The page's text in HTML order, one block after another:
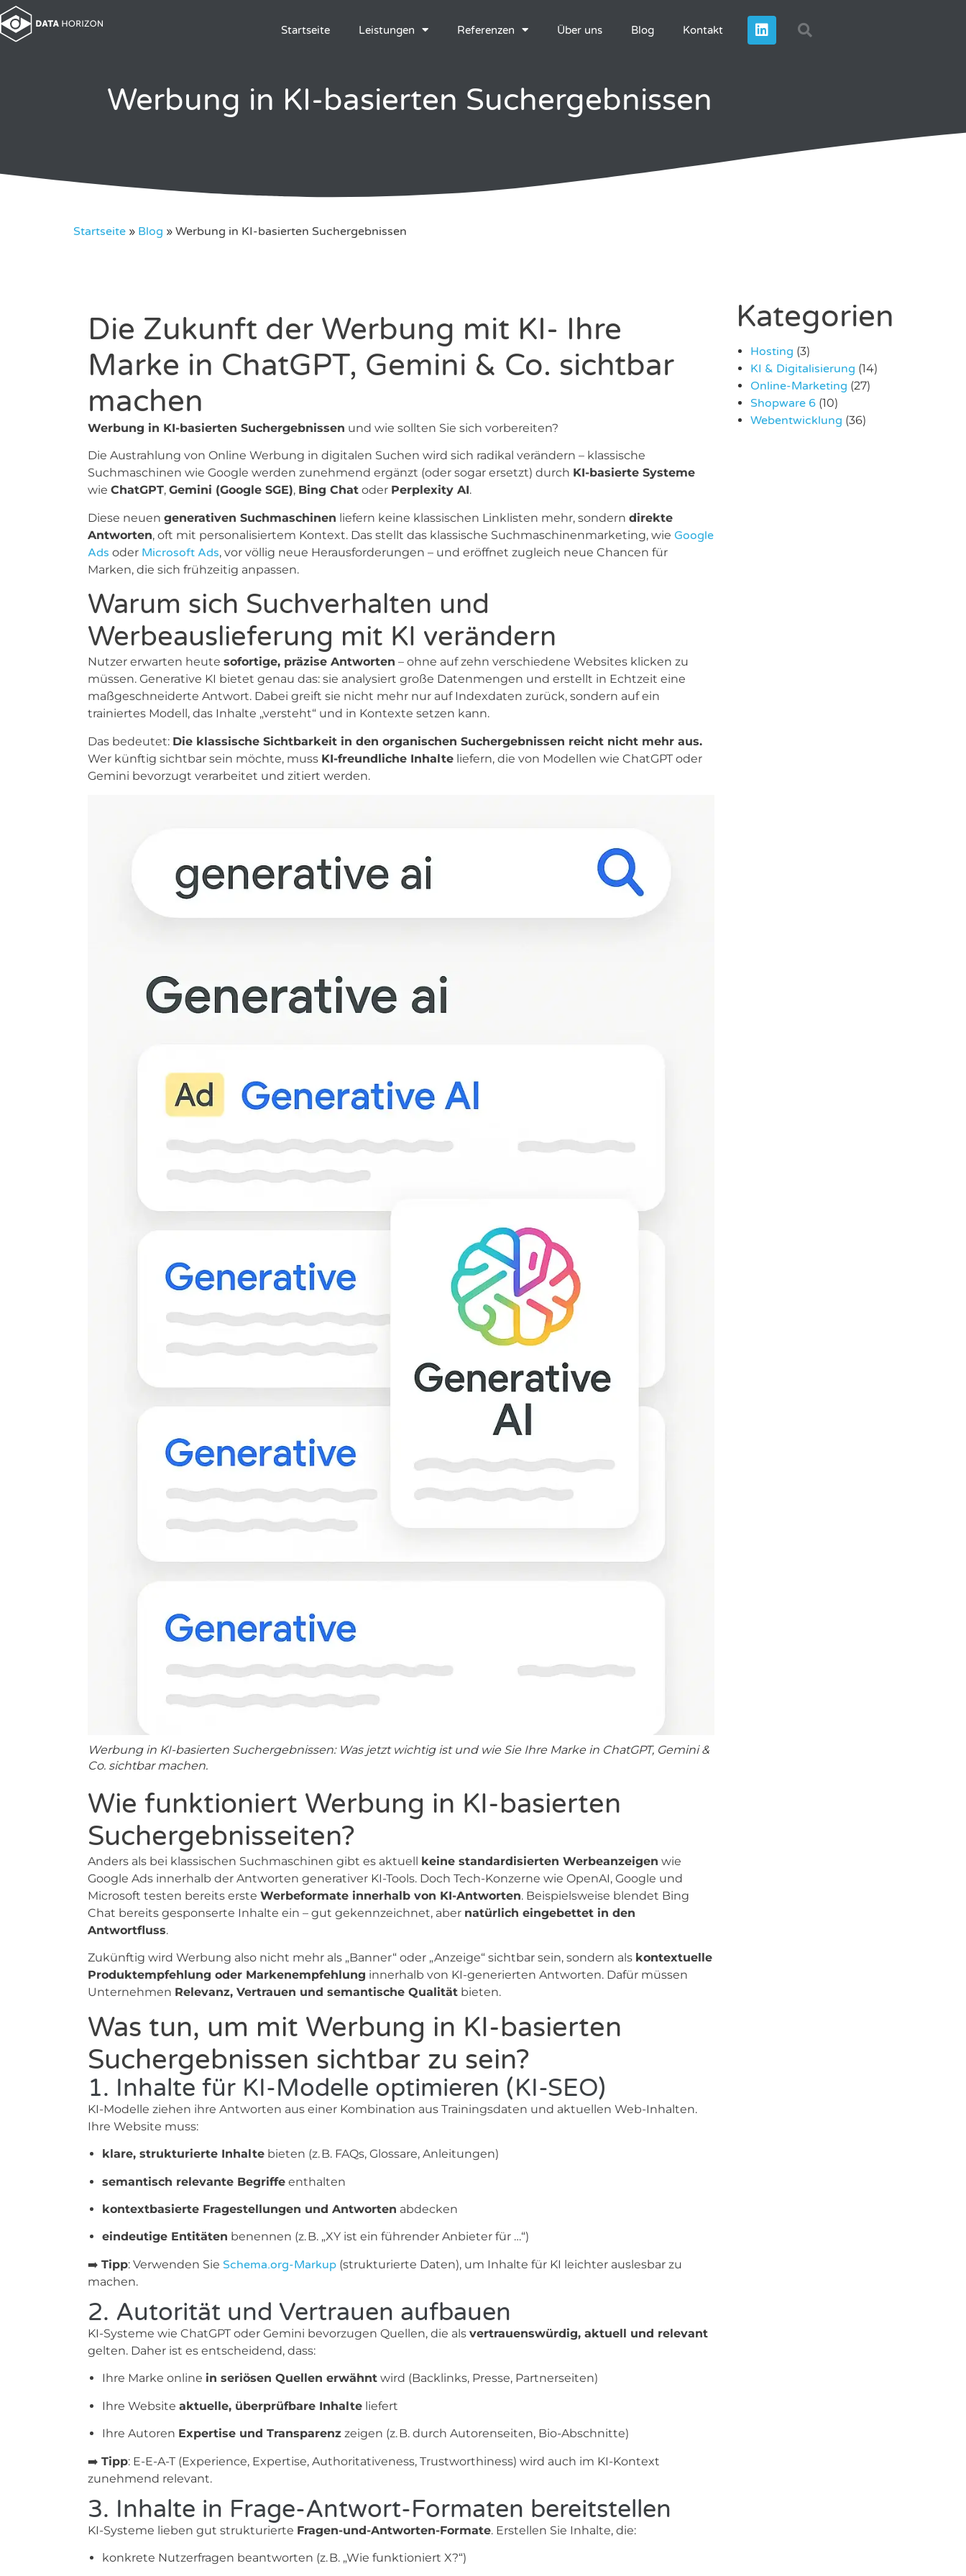
Startseite Leistungen Referenzen Über uns Blog Kontakt
Werbung in KI-basierten Suchergebnissen
Startseite » Blog » Werbung in KI-basierten Suchergebnissen
Die Zukunft der Werbung mit KI- Ihre
Marke in ChatGPT, Gemini & Co. sichtbar
machen
Werbung in KI-basierten Suchergebnissen und wie sollten Sie sich vorbereiten?
Die Austrahlung von Online Werbung in digitalen Suchen wird sich radikal verändern – klassische
Suchmaschinen wie Google werden zunehmend ergänzt (oder sogar ersetzt) durch KI-basierte Systeme
wie ChatGPT, Gemini (Google SGE), Bing Chat oder Perplexity AI.
Diese neuen generativen Suchmaschinen liefern keine klassischen Linklisten mehr, sondern direkte
Antworten, oft mit personalisiertem Kontext. Das stellt das klassische Suchmaschinenmarketing, wie Google
Ads oder Microsoft Ads, vor völlig neue Herausforderungen – und eröffnet zugleich neue Chancen für
Marken, die sich frühzeitig anpassen.
Warum sich Suchverhalten und
Werbeauslieferung mit KI verändern
Nutzer erwarten heute sofortige, präzise Antworten – ohne auf zehn verschiedene Websites klicken zu
müssen. Generative KI bietet genau das: sie analysiert große Datenmengen und erstellt in Echtzeit eine
maßgeschneiderte Antwort. Dabei greift sie nicht mehr nur auf Indexdaten zurück, sondern auf ein
trainiertes Modell, das Inhalte „versteht“ und in Kontexte setzen kann.
Das bedeutet: Die klassische Sichtbarkeit in den organischen Suchergebnissen reicht nicht mehr aus.
Wer künftig sichtbar sein möchte, muss KI-freundliche Inhalte liefern, die von Modellen wie ChatGPT oder
Gemini bevorzugt verarbeitet und zitiert werden.
Werbung in KI-basierten Suchergebnissen: Was jetzt wichtig ist und wie Sie Ihre Marke in ChatGPT, Gemini &
Co. sichtbar machen.
Wie funktioniert Werbung in KI-basierten
Suchergebnisseiten?
Anders als bei klassischen Suchmaschinen gibt es aktuell keine standardisierten Werbeanzeigen wie
Google Ads innerhalb der Antworten generativer KI-Tools. Doch Tech-Konzerne wie OpenAI, Google und
Microsoft testen bereits erste Werbeformate innerhalb von KI-Antworten. Beispielsweise blendet Bing
Chat bereits gesponserte Inhalte ein – gut gekennzeichnet, aber natürlich eingebettet in den
Antwortfluss.
Zukünftig wird Werbung also nicht mehr als „Banner“ oder „Anzeige“ sichtbar sein, sondern als kontextuelle
Produktempfehlung oder Markenempfehlung innerhalb von KI-generierten Antworten. Dafür müssen
Unternehmen Relevanz, Vertrauen und semantische Qualität bieten.
Was tun, um mit Werbung in KI-basierten
Suchergebnissen sichtbar zu sein?
1. Inhalte für KI-Modelle optimieren (KI-SEO)
KI-Modelle ziehen ihre Antworten aus einer Kombination aus Trainingsdaten und aktuellen Web-Inhalten.
Ihre Website muss:
klare, strukturierte Inhalte bieten (z. B. FAQs, Glossare, Anleitungen)
semantisch relevante Begriffe enthalten
kontextbasierte Fragestellungen und Antworten abdecken
eindeutige Entitäten benennen (z. B. „XY ist ein führender Anbieter für …“)
➡️ Tipp: Verwenden Sie Schema.org-Markup (strukturierte Daten), um Inhalte für KI leichter auslesbar zu
machen.
2. Autorität und Vertrauen aufbauen
KI-Systeme wie ChatGPT oder Gemini bevorzugen Quellen, die als vertrauenswürdig, aktuell und relevant
gelten. Daher ist es entscheidend, dass:
Ihre Marke online in seriösen Quellen erwähnt wird (Backlinks, Presse, Partnerseiten)
Ihre Website aktuelle, überprüfbare Inhalte liefert
Ihre Autoren Expertise und Transparenz zeigen (z. B. durch Autorenseiten, Bio-Abschnitte)
➡️ Tipp: E-E-A-T (Experience, Expertise, Authoritativeness, Trustworthiness) wird auch im KI-Kontext
zunehmend relevant.
3. Inhalte in Frage-Antwort-Formaten bereitstellen
KI-Systeme lieben gut strukturierte Fragen-und-Antworten-Formate. Erstellen Sie Inhalte, die:
konkrete Nutzerfragen beantworten (z. B. „Wie funktioniert X?“)
Kategorien
Hosting (3)
KI & Digitalisierung (14)
Online-Marketing (27)
Shopware 6 (10)
Webentwicklung (36)